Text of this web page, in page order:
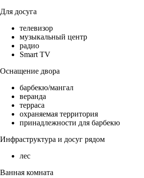
Для досуга
телевизор
музыкальный центр
радио
Smart TV
Оснащение двора
барбекю/мангал
веранда
терраса
охраняемая территория
принадлежности для барбекю
Инфраструктура и досуг рядом
лес
Ванная комната